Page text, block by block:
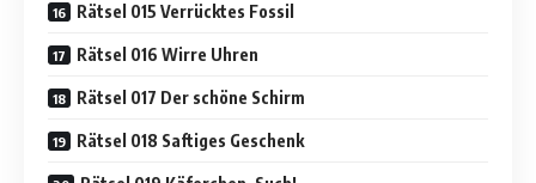
Rätsel 015 Verrücktes Fossil
Rätsel 016 Wirre Uhren
Rätsel 017 Der schöne Schirm
Rätsel 018 Saftiges Geschenk